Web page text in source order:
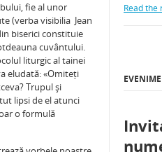
fie al unor
visibilia  Jean
biserici constituie
cuvântului.
liturgic al tainei
eludată: «Omiteți
Trupul și
lipsi de el atunci
o formulă
Read the